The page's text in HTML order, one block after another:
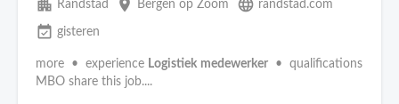
apartment Randstad place Bergen op Zoom language randstad.com
event_available gisteren
more • experience Logistiek medewerker • qualifications
MBO share this job....